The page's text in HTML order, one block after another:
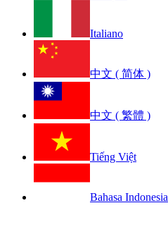
Italiano
中文 ( 简体 )
中文 ( 繁體 )
Tiếng Việt
Bahasa Indonesia